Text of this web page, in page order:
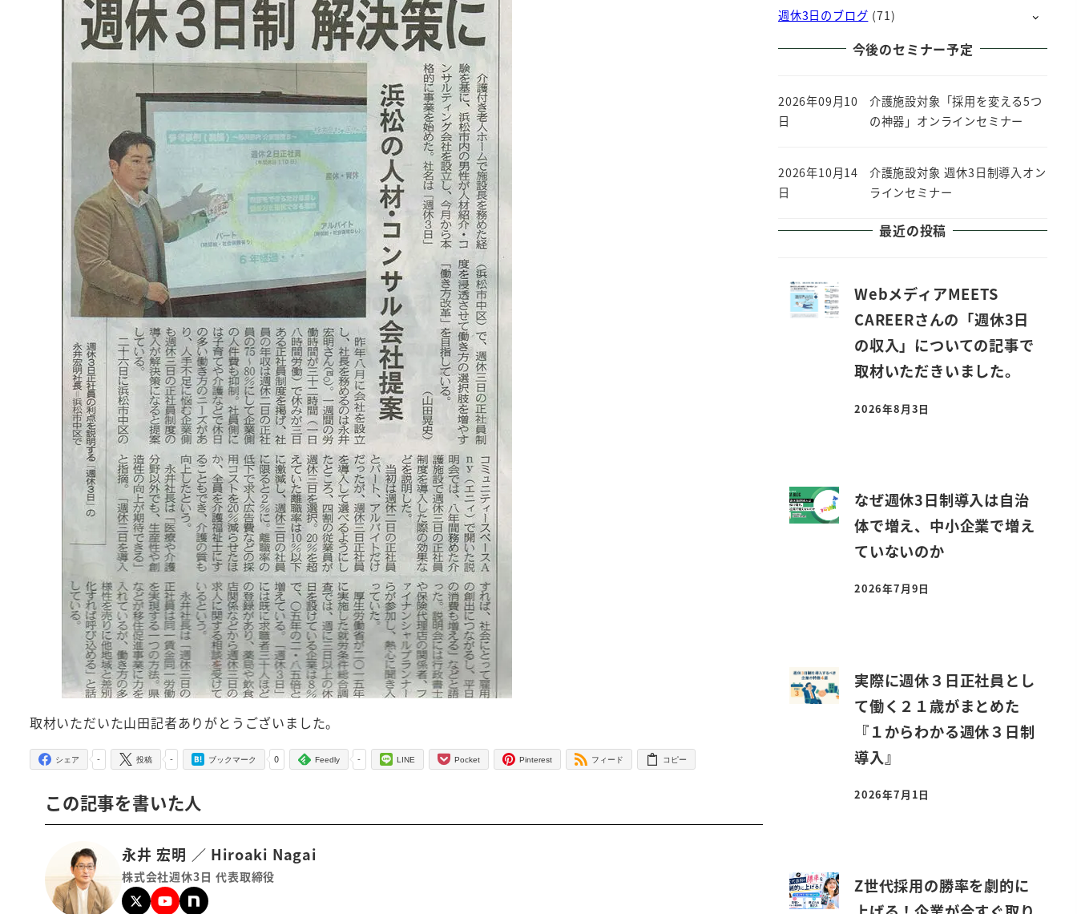
取材いただいた山田記者ありがとうございました。
-
シェア -
投稿 0
ブックマーク -
Feedly LINE Pocket Pinterest フィード コピー
この記事を書いた人
永井 宏明 ／ Hiroaki Nagai
株式会社週休3日 代表取締役
週休3日のブログ (71)
今後のセミナー予定
2026年09月10
日
介護施設対象「採用を変える5つ
の神器」オンラインセミナー
2026年10月14
日
介護施設対象 週休3日制導入オン
ラインセミナー
最近の投稿
WebメディアMEETS
CAREERさんの「週休3日
の収入」についての記事で
取材いただきいました。
投稿日
2026年8月3日
なぜ週休3日制導入は自治
体で増え、中小企業で増え
ていないのか
投稿日
2026年7月9日
実際に週休３日正社員とし
て働く２１歳がまとめた
『１からわかる週休３日制
導入』
投稿日
2026年7月1日
Z世代採用の勝率を劇的に